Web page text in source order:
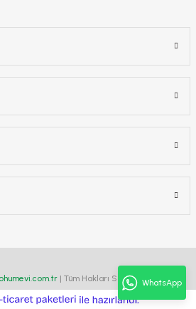
| Tüm Hakları Saklıdır.WhatsApp
e-
ile